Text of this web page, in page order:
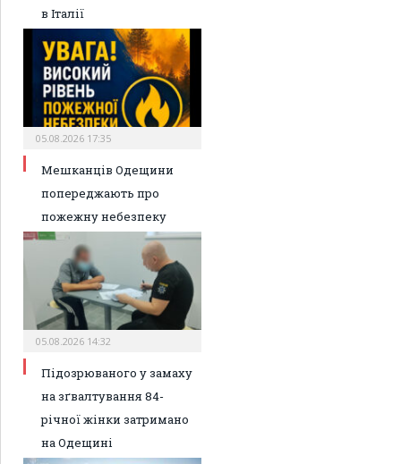
в Італії
05.08.2026 17:35
Мешканців Одещини
попереджають про
пожежну небезпеку
05.08.2026 14:32
Підозрюваного у замаху
на зґвалтування 84-
річної жінки затримано
на Одещині